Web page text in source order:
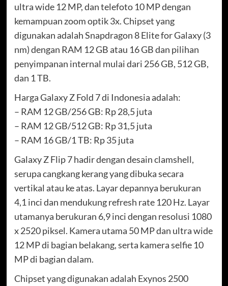
ultra wide 12 MP, dan telefoto 10 MP dengan
kemampuan zoom optik 3x. Chipset yang
digunakan adalah Snapdragon 8 Elite for Galaxy (3
nm) dengan RAM 12 GB atau 16 GB dan pilihan
penyimpanan internal mulai dari 256 GB, 512 GB,
dan 1 TB.
Harga Galaxy Z Fold 7 di Indonesia adalah:
– RAM 12 GB/256 GB: Rp 28,5 juta
– RAM 12 GB/512 GB: Rp 31,5 juta
– RAM 16 GB/1 TB: Rp 35 juta
Galaxy Z Flip 7 hadir dengan desain clamshell,
serupa cangkang kerang yang dibuka secara
vertikal atau ke atas. Layar depannya berukuran
4,1 inci dan mendukung refresh rate 120 Hz. Layar
utamanya berukuran 6,9 inci dengan resolusi 1080
x 2520 piksel. Kamera utama 50 MP dan ultra wide
12 MP di bagian belakang, serta kamera selfie 10
MP di bagian dalam.
Chipset yang digunakan adalah Exynos 2500